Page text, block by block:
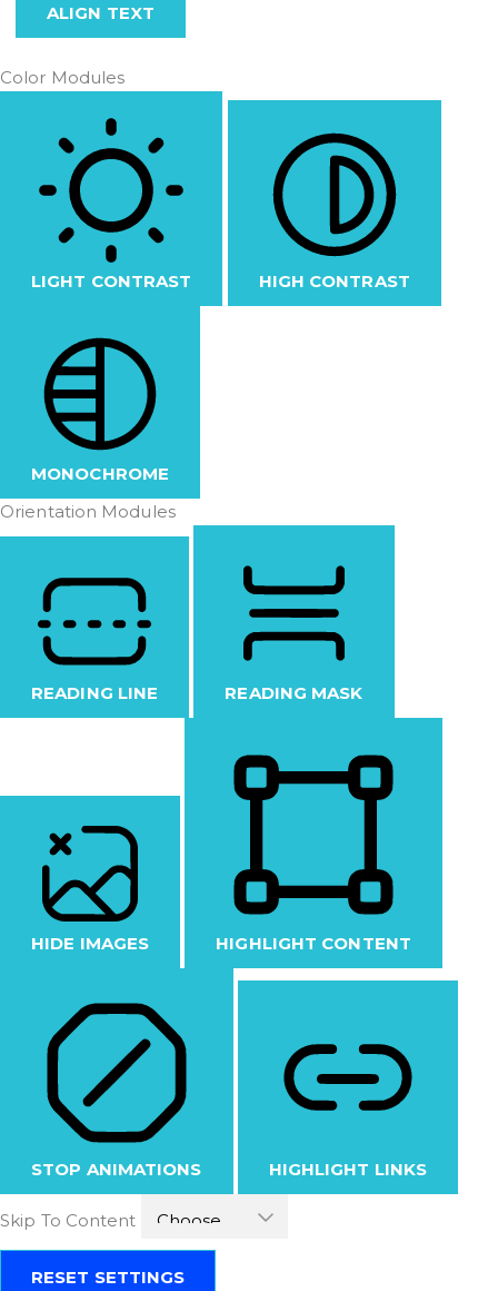
ALIGN TEXT
Color Modules
LIGHT CONTRAST HIGH CONTRAST
MONOCHROME
Orientation Modules
READING LINE READING MASK
HIDE IMAGES HIGHLIGHT CONTENT
STOP ANIMATIONS HIGHLIGHT LINKS
Skip To Content
RESET SETTINGS